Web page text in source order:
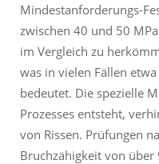
Mindestanforderungs-
zwischen 40 und 50
im Vergleich zu
was in vielen Fällen
bedeutet. Die spezielle
Prozesses entsteht,
von Rissen. Prüfungen
Bruchzähigkeit von